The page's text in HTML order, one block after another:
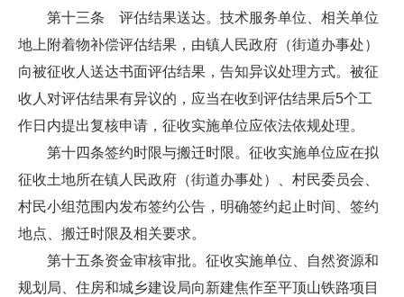
第十三条 评估结果送达。技术服务单位、相关单位
地上附着物补偿评估结果，由镇人民政府（街道办事处）
向被征收人送达书面评估结果，告知异议处理方式。被征
收人对评估结果有异议的，应当在收到评估结果后5个工
作日内提出复核申请，征收实施单位应依法依规处理。
第十四条签约时限与搬迁时限。征收实施单位应在拟
征收土地所在镇人民政府（街道办事处）、村民委员会、
村民小组范围内发布签约公告，明确签约起止时间、签约
地点、搬迁时限及相关要求。
第十五条资金审核审批。征收实施单位、自然资源和
规划局、住房和城乡建设局向新建焦作至平顶山铁路项目